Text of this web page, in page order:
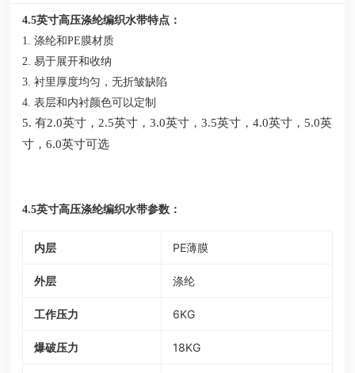
4.5英寸高压涤纶编织水带特点：
1. 涤纶和PE膜材质
2. 易于展开和收纳
3. 衬里厚度均匀，无折皱缺陷
4. 表层和内衬颜色可以定制
5. 有2.0英寸，2.5英寸，3.0英寸，3.5英寸，4.0英寸，5.0英
寸，6.0英寸可选
4.5英寸高压涤纶编织水带参数：
内层 PE薄膜
外层 涤纶
工作压力 6KG
爆破压力 18KG